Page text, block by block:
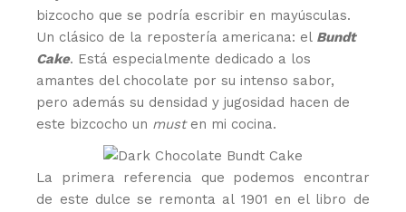
bizcocho que se podría escribir en mayúsculas.
Un clásico de la repostería americana: el Bundt
Cake. Está especialmente dedicado a los
amantes del chocolate por su intenso sabor,
pero además su densidad y jugosidad hacen de
este bizcocho un must en mi cocina.
La primera referencia que podemos encontrar
de este dulce se remonta al 1901 en el libro de